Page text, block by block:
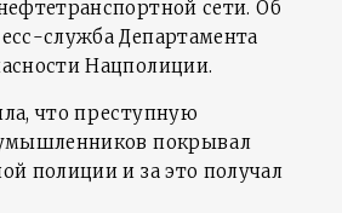
сети. Об
служба Департамента
Нацполиции.
что преступную
покрывал
полиции и за это получал